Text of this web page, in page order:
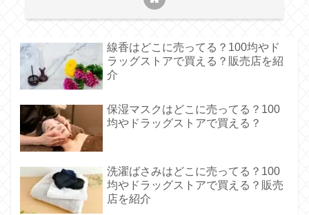
線香はどこに売ってる？100均やド
ラッグストアで買える？販売店を紹
介
保湿マスクはどこに売ってる？100
均やドラッグストアで買える？
洗濯ばさみはどこに売ってる？100
均やドラッグストアで買える？販売
店を紹介